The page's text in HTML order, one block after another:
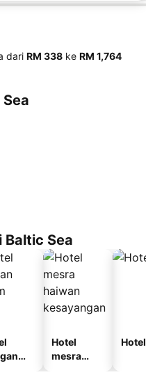
dari ‎RM 338 ke ‎RM 1,764
Sea
Hotel
mesra